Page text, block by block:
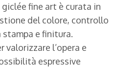
fine art è curata in
del colore, controllo
stampa e finitura.
valorizzare l’opera e
espressive